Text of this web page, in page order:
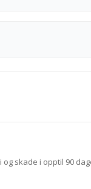
skade i opptil 90